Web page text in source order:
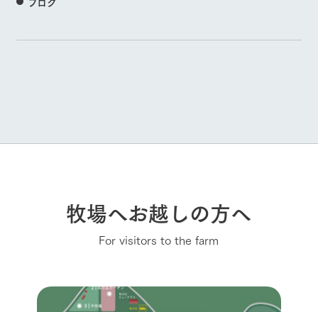
牧場へお越しの方へ
For visitors to the farm